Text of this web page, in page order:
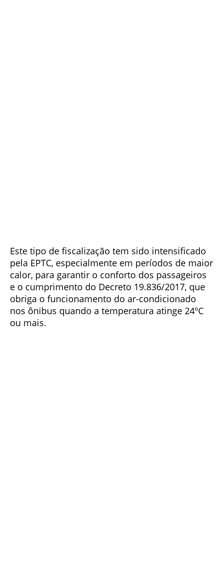
Este tipo de fiscalização tem sido intensificado
pela EPTC, especialmente em períodos de maior
calor, para garantir o conforto dos passageiros
e o cumprimento do Decreto 19.836/2017, que
obriga o funcionamento do ar-condicionado
nos ônibus quando a temperatura atinge 24ºC
ou mais.